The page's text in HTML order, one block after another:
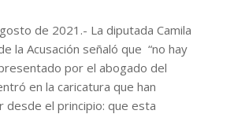
de 2021.- La diputada Camila
la Acusación señaló que “no hay
por el abogado del
en la caricatura que han
desde el principio: que esta